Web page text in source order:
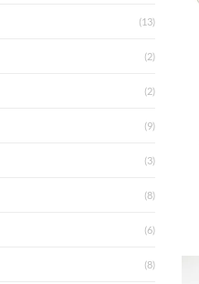
(13)
(2)
(2)
(9)
(3)
(8)
(6)
(8)